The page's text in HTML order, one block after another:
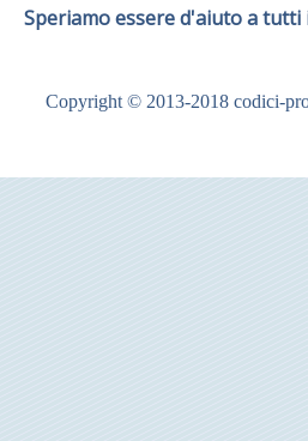
Speriamo essere d'aiuto a
Copyright © 2013-2018 codici-